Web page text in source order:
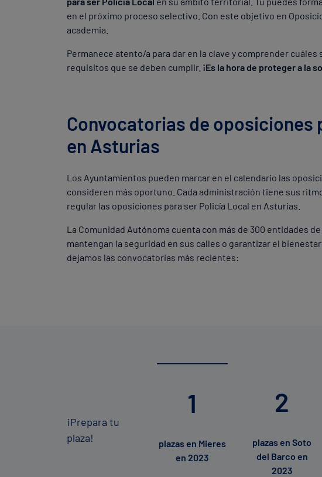
en el próximo proceso selectivo. Con este objetivo en
academia.
Permanece atento/a para dar en la clave y comprender
requisitos que se deben cumplir. ¡Es la hora de proteger a la
Convocatorias de oposiciones
en Asturias
Los Ayuntamientos pueden marcar en el calendario las
consideren más oportuno. Cada administración tiene sus
regular las oposiciones para ser Policía Local en Asturias.
La Comunidad Autónoma cuenta con más de 300 entidades
mantengan la seguridad en sus calles o garantizar el
dejamos las convocatorias más recientes:
¡Prepara tu
plaza!
1
plazas en Mieres
en 2023
2
plazas en Soto
del Barco en
2023